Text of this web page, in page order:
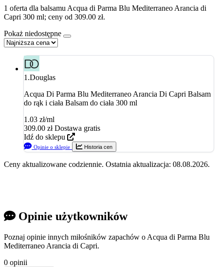
1 oferta dla balsamu Acqua di Parma Blu Mediterraneo Arancia di
Capri 300 ml; ceny od 309.00 zł.
Pokaż niedostępne
1.Douglas
Acqua Di Parma Blu Mediterraneo Arancia Di Capri Balsam
do rąk i ciała Balsam do ciała 300 ml
1.03 zł/ml
309.00 zł Dostawa gratis
Idź do sklepu
Opinie o sklepie Historia cen
Ceny aktualizowane codziennie. Ostatnia aktualizacja: 08.08.2026.
Opinie użytkowników
Poznaj opinie innych miłośników zapachów o Acqua di Parma Blu
Mediterraneo Arancia di Capri.
0 opinii